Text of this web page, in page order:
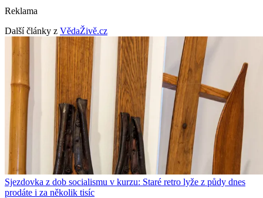
Reklama
Další články z VědaŽivě.cz
Sjezdovka z dob socialismu v kurzu: Staré retro lyže z půdy dnes
prodáte i za několik tisíc